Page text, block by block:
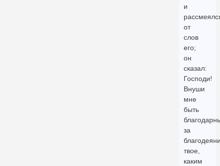
и
от
слов
его;
он
сказал:
Господи!
Внуши
мне
быть
за
твое,
каким